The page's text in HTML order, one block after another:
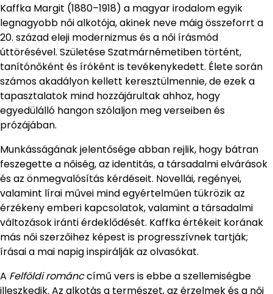
Kaffka Margit (1880–1918) a magyar irodalom egyik
legnagyobb női alkotója, akinek neve máig összeforrt a
20. század eleji modernizmus és a női írásmód
úttörésével. Születése Szatmárnémetiben történt,
tanítónőként és íróként is tevékenykedett. Élete során
számos akadályon kellett keresztülmennie, de ezek a
tapasztalatok mind hozzájárultak ahhoz, hogy
egyedülálló hangon szólaljon meg verseiben és
prózájában.
Munkásságának jelentősége abban rejlik, hogy bátran
feszegette a nőiség, az identitás, a társadalmi elvárások
és az önmegvalósítás kérdéseit. Novellái, regényei,
valamint lírai művei mind egyértelműen tükrözik az
érzékeny emberi kapcsolatok, valamint a társadalmi
változások iránti érdeklődését. Kaffka értékeit korának
más női szerzőihez képest is progresszívnek tartják;
írásai a mai napig inspirálják az olvasókat.
A Felföldi románccímű vers is ebbe a szellemiségbe
illeszkedik. Az alkotás a természet, az érzelmek és a női